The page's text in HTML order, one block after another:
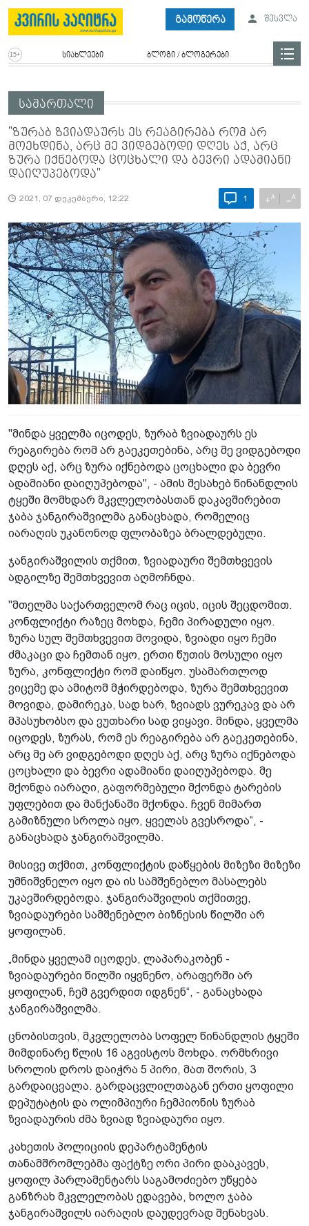
გამოწერა შესვლა
სიახლეები ბლოგი / ბლოგერები
სამართალი
"ზურაბ ზვიადაურს ეს რეაგირება რომ არ
მოეხდინა, არც მე ვიდგებოდი დღეს აქ, არც
ზურა იქნებოდა ცოცხალი და ბევრი ადამიანი
დაიღუპებოდა"
2021, 07 დეკემბერი, 12:22 1 +A −A
"მინდა ყველმა იცოდეს, ზურაბ ზვიადაურს ეს
რეაგირება რომ არ გაეკეთებინა, არც მე ვიდგებოდი
დღეს აქ, არც ზურა იქნებოდა ცოცხალი და ბევრი
ადამიანი დაიღუპებოდა", - ამის შესახებ წინანდლის
ტყეში მომხდარ მკვლელობასთან დაკავშირებით
ჯაბა ჯანგირაშვილმა განაცხადა, რომელიც
იარაღის უკანონოდ ფლობაზეა ბრალდებული.
ჯანგირაშვილის თქმით, ზვიადაური შემთხვევის
ადგილზე შემთხვევით აღმოჩნდა.
"მთელმა საქართველომ რაც იცის, იცის შეცდომით.
კონფლიქტი რაზეც მოხდა, ჩემი პირადული იყო.
ზურა სულ შემთხვევით მოვიდა, ზვიადი იყო ჩემი
ძმაკაცი და ჩემთან იყო, ერთი წუთის მოსული იყო
ზურა, კონფლიქტი რომ დაიწყო. უსამართლოდ
ვიცემე და ამიტომ მჭირდებოდა, ზურა შემთხვევით
მოვიდა, დამირეკა, სად ხარ, ზვიადს ვურეკავ და არ
მპასუხობსო და ვუთხარი სად ვიყავი. მინდა, ყველმა
იცოდეს, ზურას, რომ ეს რეაგირება არ გაეკეთებინა,
არც მე არ ვიდგებოდი დღეს აქ, არც ზურა იქნებოდა
ცოცხალი და ბევრი ადამიანი დაიღუპებოდა. მე
მქონდა იარაღი, გაფორმებული მქონდა ტარების
უფლებით და მანქანაში მქონდა. ჩვენ მიმართ
გამიზნული სროლა იყო, ყველას გვესროდა“, -
განაცხადა ჯანგირაშვილმა.
მისივე თქმით, კონფლიქტის დაწყების მიზეზი მიზეზი
უმნიშვნელო იყო და ის სამშენებლო მასალებს
უკავშირდებოდა. ჯანგირაშვილის თქმითვე,
ზვიადაურები სამშენებლო ბიზნესის წილში არ
ყოფილან.
„მინდა ყველამ იცოდეს, ლაპარაკობენ -
ზვიადაურები წილში იყვნენო, არაფერში არ
ყოფილან, ჩემ გვერდით იდგნენ“, - განაცხადა
ჯანგირაშვილმა.
ცნობისთვის, მკვლელობა სოფელ წინანდლის ტყეში
მიმდინარე წლის 16 აგვისტოს მოხდა. ორმხრივი
სროლის დროს დაიჭრა 5 პირი, მათ შორის, 3
გარდაიცვალა. გარდაცვლილთაგან ერთი ყოფილი
დეპუტატის და ოლიმპიური ჩემპიონის ზურაბ
ზვიადაურის ძმა ზვიად ზვიადაური იყო.
კახეთის პოლიციის დეპარტამენტის
თანამშრომლებმა ფაქტზე ორი პირი დააკავეს,
ყოფილ პარლამენტარს საგამოძიებო უწყება
განზრახ მკვლელობას ედავება, ხოლო ჯაბა
ჯანგირაშვილს იარაღის დაუდევრად შენახვას.